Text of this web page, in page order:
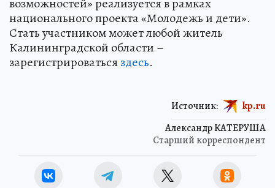
национального проекта «Молодежь и дети».
Стать участником может любой житель
Калининградской области –
зарегистрироватьсяздесь.
Александр КАТЕРУША
Старший корреспондент
Источник: kp.ru